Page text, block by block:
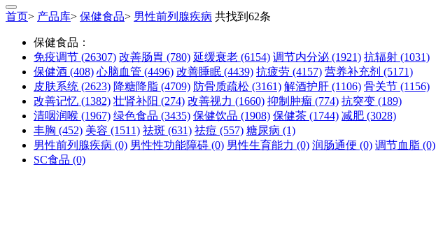
首页> 产品库> 保健食品> 男性前列腺疾病 共找到 62条
保健食品：
免疫调节 (26307) 改善肠胃 (780) 延缓衰老 (6154) 调节内分泌 (1921) 抗辐射 (1031)
保健酒 (408) 心脑血管 (4496) 改善睡眠 (4439) 抗疲劳 (4157) 营养补充剂 (5171)
皮肤系统 (2623) 降糖降脂 (4709) 防骨质疏松 (3161) 解酒护肝 (1106) 骨关节 (1156)
改善记忆 (1382) 壮肾补阳 (274) 改善视力 (1660) 抑制肿瘤 (774) 抗突变 (189)
清咽润喉 (1967) 绿色食品 (3435) 保健饮品 (1908) 保健茶 (1744) 减肥 (3028)
丰胸 (452) 美容 (1511) 祛斑 (631) 祛痘 (557) 糖尿病 (1)
男性前列腺疾病 (0) 男性性功能障碍 (0) 男性生育能力 (0) 润肠通便 (0) 调节血脂 (0)
SC食品 (0)